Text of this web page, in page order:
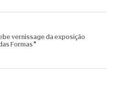
vernissage da exposição
Formas”